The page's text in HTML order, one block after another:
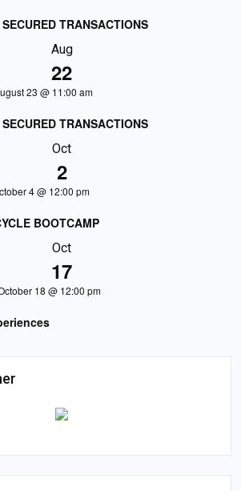
TRANSACTIONS
Aug
22
23 @ 11:00 am
TRANSACTIONS
Oct
2
4 @ 12:00 pm
BOOTCAMP
Oct
17
18 @ 12:00 pm